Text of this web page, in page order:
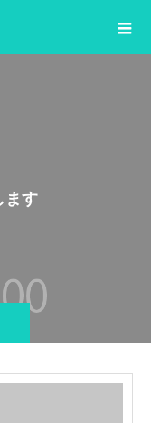
ます。